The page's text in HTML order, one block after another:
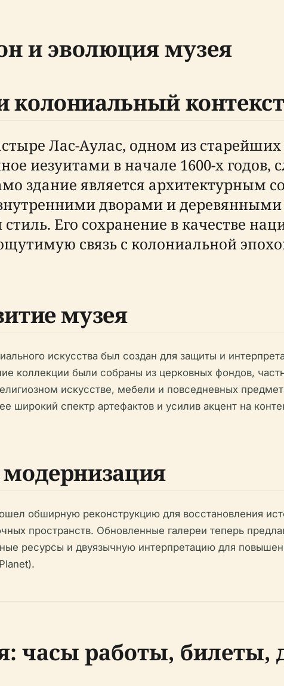
и эволюция музея
колониальный контекст
Лас-Аулас, одном из
иезуитами в начале 1600-х
здание является архитектурным
дворами и
Его сохранение в качестве
связь с колониальной
музея
искусства был создан для защиты и
коллекции были собраны из церковных фондов,
искусстве, мебели и повседневных
широкий спектр артефактов и усилив акцент на
обширную реконструкцию для восстановления
пространств. Обновленные галереи теперь
ресурсы и двуязычную интерпретацию для
часы работы, билеты,